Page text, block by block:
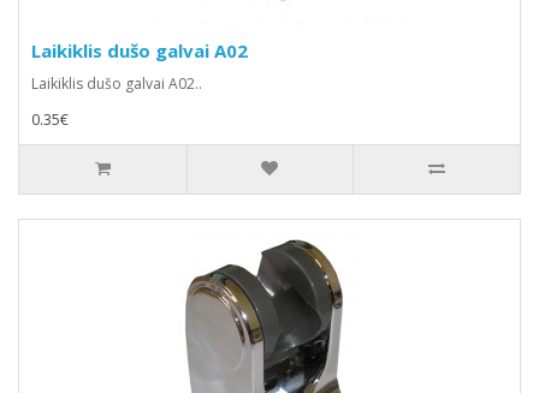
Laikiklis dušo galvai A02
Laikiklis dušo galvai A02..
0.35€